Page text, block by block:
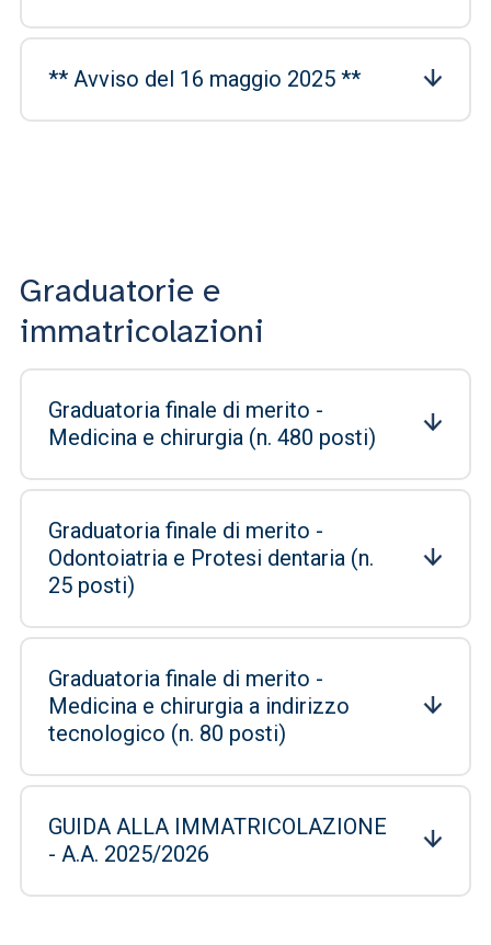
** Avviso del 16 maggio 2025 **
Graduatorie e
immatricolazioni
Graduatoria finale di merito -
Medicina e chirurgia (n. 480 posti)
Graduatoria finale di merito -
Odontoiatria e Protesi dentaria (n.
25 posti)
Graduatoria finale di merito -
Medicina e chirurgia a indirizzo
tecnologico (n. 80 posti)
GUIDA ALLA IMMATRICOLAZIONE
- A.A. 2025/2026